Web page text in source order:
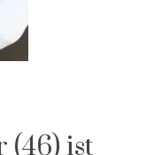
(46) ist